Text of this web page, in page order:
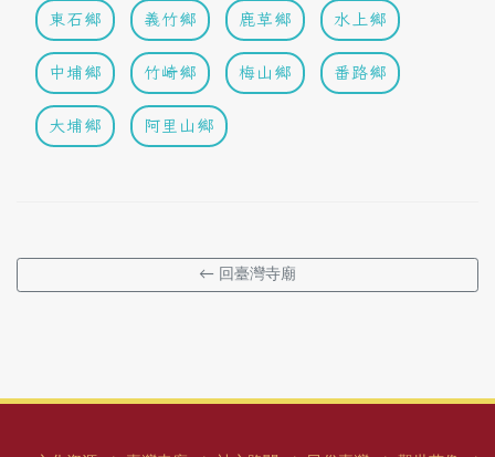
東石鄉 義竹鄉 鹿草鄉 水上鄉
中埔鄉 竹崎鄉 梅山鄉 番路鄉
大埔鄉 阿里山鄉
← 回臺灣寺廟